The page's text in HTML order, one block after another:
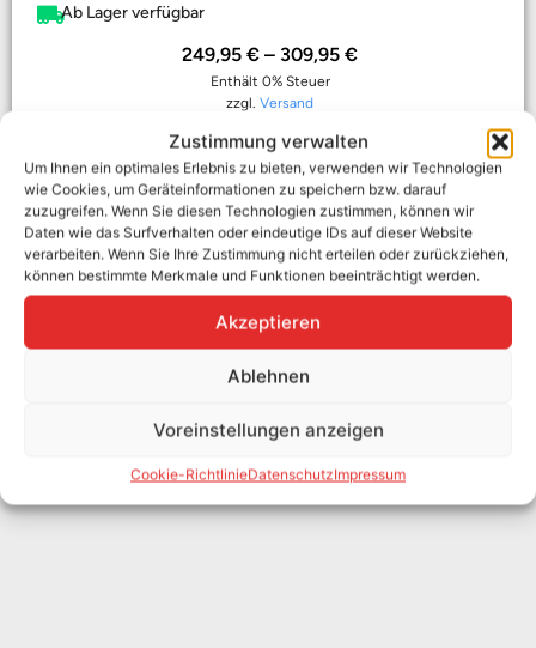
Zustimmung verwalten
Um Ihnen ein optimales Erlebnis zu bieten, verwenden wir Technologien
wie Cookies, um Geräteinformationen zu speichern bzw. darauf
zuzugreifen. Wenn Sie diesen Technologien zustimmen, können wir
Daten wie das Surfverhalten oder eindeutige IDs auf dieser Website
verarbeiten. Wenn Sie Ihre Zustimmung nicht erteilen oder zurückziehen,
können bestimmte Merkmale und Funktionen beeinträchtigt werden.
Akzeptieren
Ablehnen
Voreinstellungen anzeigen
Cookie-RichtlinieDatenschutzImpressum
Ab Lager verfügbar
249,95 € – 309,95 €
Enthält 0% Steuer
zzgl. Versand
In den Warenkorb